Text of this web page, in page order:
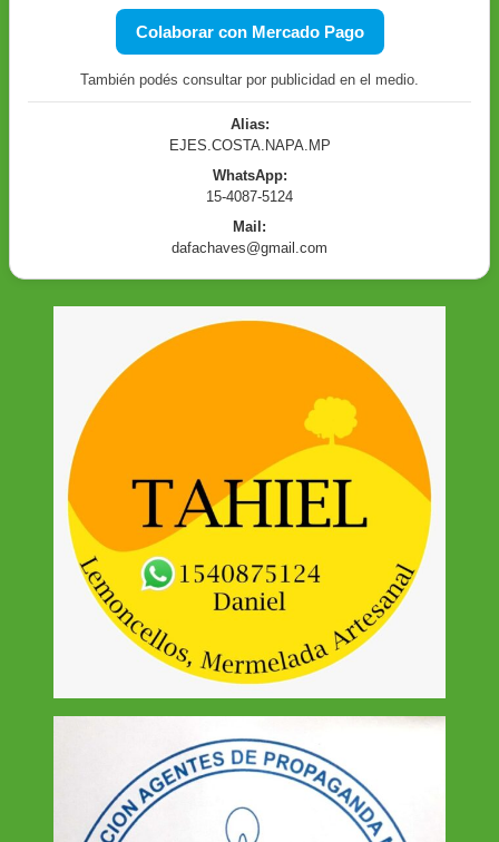
Colaborar con Mercado Pago
También podés consultar por publicidad en el medio.
Alias:
EJES.COSTA.NAPA.MP
WhatsApp:
15-4087-5124
Mail:
dafachaves@gmail.com